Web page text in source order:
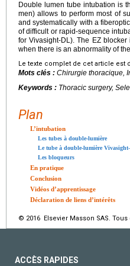
Double lumen tube intubation is
men) allows to perform most of
and systematically with a
of difficult or rapid-sequence
for Vivasight-DL). The EZ
when there is an abnormality of
Le texte complet de cet article est
Mots clés : Chirurgie thoracique,
Keywords : Thoracic surgery,
Plan
L’intubation
Les tubes à double-lumière
Le tube à double-lumière
Les bloqueurs
En pratique
Conclusion
Vidéos d’apprentissage
Déclaration de liens d’intérêts
© 2016 Elsevier Masson SAS.
ACCÈS RAPIDES